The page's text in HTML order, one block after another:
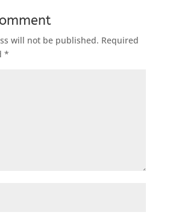
will not be published. Required
*